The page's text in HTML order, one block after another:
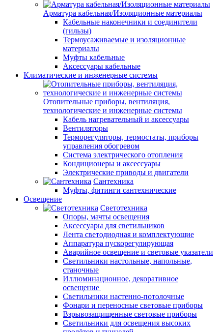
Арматура кабельная/Изоляционные материалы
Кабельные наконечники и соединители
(гильзы)
Термоусаживаемые и изоляционные
материалы
Муфты кабельные
Аксессуары кабельные
Климатические и инженерные системы
Отопительные приборы, вентиляция,
технологические и инженерные системы
Кабель нагревательный и аксессуары
Вентиляторы
Терморегуляторы, термостаты, приборы
управления обогревом
Система электрического отопления
Кондиционеры и аксессуары
Электрические приводы и двигатели
Сантехника
Муфты, фитинги сантехнические
Освещение
Светотехника
Опоры, мачты освещения
Аксессуары для светильников
Лента светодиодная и комплектующие
Аппаратура пускорегулирующая
Аварийное освещение и световые указатели
Светильники настольные, напольные,
станочные
Иллюминационное, декоративное
освещение
Светильники настенно-потолочные
Фонари и переносные световые приборы
Взрывозащищенные световые приборы
Светильники для освещения высоких